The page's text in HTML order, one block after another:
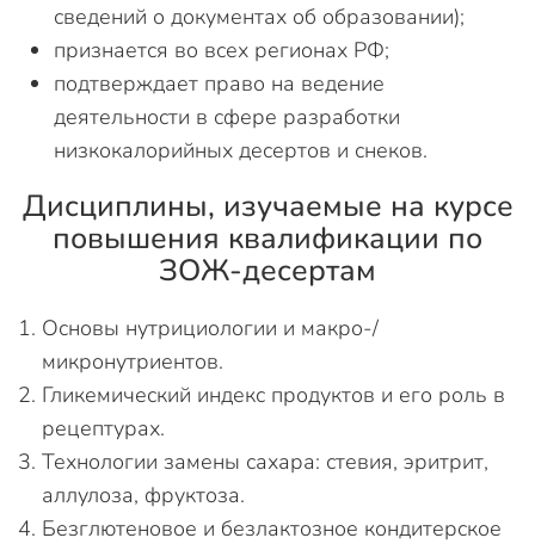
сведений о документах об образовании);
признается во всех регионах РФ;
подтверждает право на ведение
деятельности в сфере разработки
низкокалорийных десертов и снеков.
Дисциплины, изучаемые на курсе
повышения квалификации по
ЗОЖ-десертам
Основы нутрициологии и макро-/
микронутриентов.
Гликемический индекс продуктов и его роль в
рецептурах.
Технологии замены сахара: стевия, эритрит,
аллулоза, фруктоза.
Безглютеновое и безлактозное кондитерское